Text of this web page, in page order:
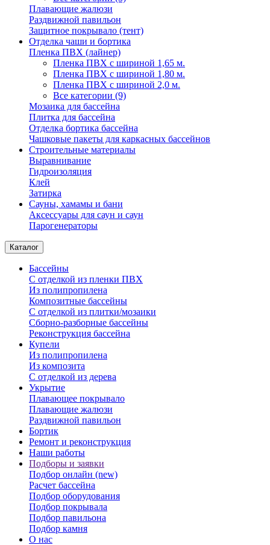
Плавающие жалюзи
Раздвижной павильон
Защитное покрывало (тент)
Отделка чаши и бортика
Пленка ПВХ (лайнер)
Пленка ПВХ с шириной 1,65 м.
Пленка ПВХ с шириной 1,80 м.
Пленка ПВХ с шириной 2,0 м.
Все категории (9)
Мозаика для бассейна
Плитка для бассейна
Отделка бортика бассейна
Чашковые пакеты для каркасных бассейнов
Строительные материалы
Выравнивание
Гидроизоляция
Клей
Затирка
Сауны, хамамы и бани
Аксессуары для саун и саун
Парогенераторы
Каталог
Бассейны
С отделкой из пленки ПВХ
Из полипропилена
Композитные бассейны
С отделкой из плитки/мозаики
Сборно-разборные бассейны
Реконструкция бассейна
Купели
Из полипропилена
Из композита
С отделкой из дерева
Укрытие
Плавающее покрывало
Плавающие жалюзи
Раздвижной павильон
Бортик
Ремонт и реконструкция
Наши работы
Подборы и заявки
Подбор онлайн (new)
Расчет бассейна
Подбор оборудования
Подбор покрывала
Подбор павильона
Подбор камня
О нас